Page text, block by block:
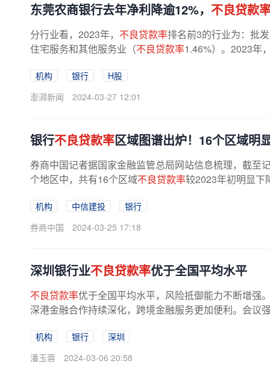
东莞农商银行去年净利降逾12%， 不良贷款
分行业看，2023年， 不良贷款率排名前3的行业为：批
住宅服务和其他服务业（不良贷款率1.46%）。2023年
机构 银行
H股
澎湃新闻
2024-03-27 12:01
银行不良贷款率区域图谱出炉！16个区域明
券商中国记者据国家金融监管总局网站信息梳理，截至
个地区中，共有16个区域不良贷款率较2023年初明显下
机构 中信建投
银行
券商中国
2024-03-25 17:18
深圳银行业不良贷款率优于全国平均水平
不良贷款率优于全国平均水平，风险抵御能力不断增强
深港金融合作持续深化，跨境金融服务更加便利。会议
机构 银行
深圳
潘玉蓉
2024-03-06 20:58